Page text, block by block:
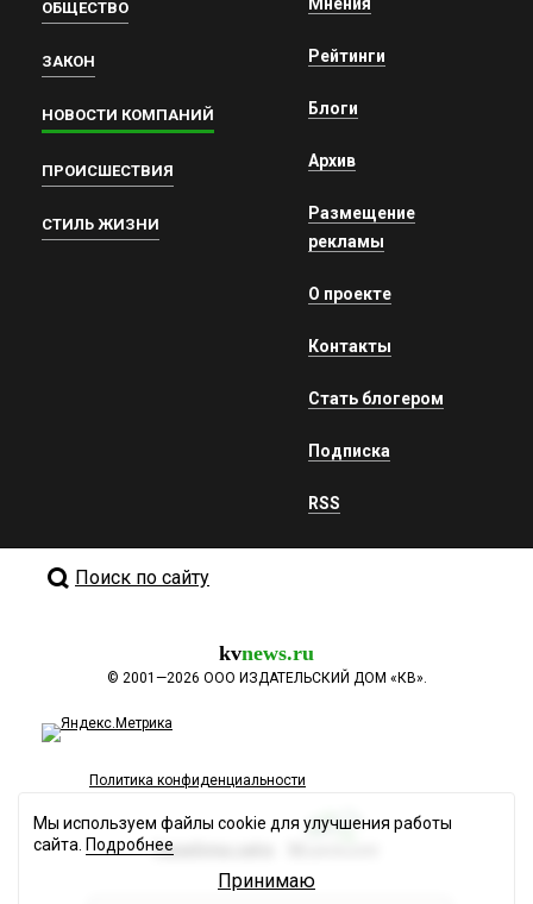
ОБЩЕСТВО
ЗАКОН
НОВОСТИ КОМПАНИЙ
ПРОИСШЕСТВИЯ
СТИЛЬ ЖИЗНИ
Рейтинги
Блоги
Архив
Размещение
рекламы
О проекте
Контакты
Стать блогером
Подписка
RSS
Поиск по сайту
kvnews.ru
© 2001—2026 ООО ИЗДАТЕЛЬСКИЙ ДОМ «КВ».
Политика конфиденциальности
Разработка сайта
Мы используем файлы cookie для улучшения работы
сайта. Подробнее
Принимаю